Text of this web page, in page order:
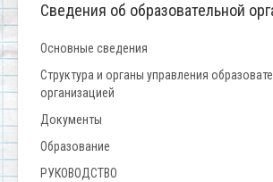
Сведения об образовательной
Основные сведения
Структура и органы управления
организацией
Документы
Образование
РУКОВОДСТВО